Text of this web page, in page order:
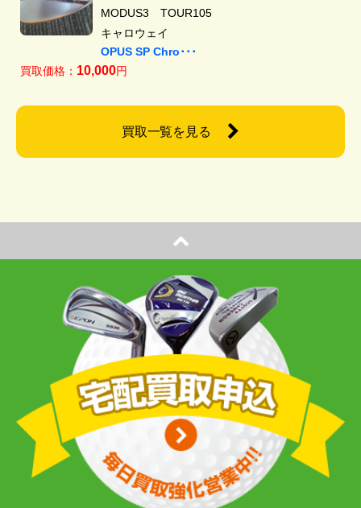
MODUS3 TOUR105
キャロウェイ
OPUS SP Chro･･･
買取価格： 10,000円
買取一覧を見る